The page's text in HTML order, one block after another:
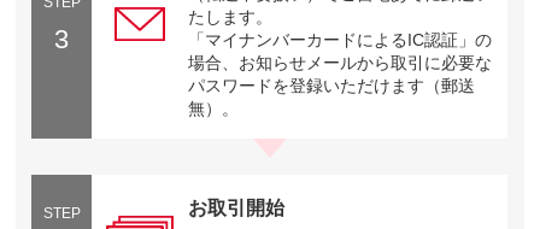
3
たします。
「マイナンバーカードによるIC認証」の
場合、お知らせメールから取引に必要な
パスワードを登録いただけます（郵送
無）。
STEP お取引開始